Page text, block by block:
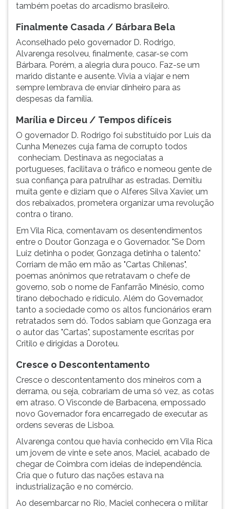
também poetas do arcadismo brasileiro.
Finalmente Casada / Bárbara Bela
Aconselhado pelo governador D. Rodrigo,
Alvarenga resolveu, finalmente, casar-se com
Bárbara. Porém, a alegria dura pouco. Faz-se um
marido distante e ausente. Vivia a viajar e nem
sempre lembrava de enviar dinheiro para as
despesas da família.
Marília e Dirceu / Tempos difíceis
O governador D. Rodrigo foi substituído por Luís da
Cunha Menezes cuja fama de corrupto todos
conheciam. Destinava as negociatas a
portugueses, facilitava o tráfico e nomeou gente de
sua confiança para patrulhar as estradas. Demitiu
muita gente e diziam que o Alferes Silva Xavier, um
dos rebaixados, prometera organizar uma revolução
contra o tirano.
Em Vila Rica, comentavam os desentendimentos
entre o Doutor Gonzaga e o Governador. "Se Dom
Luiz detinha o poder, Gonzaga detinha o talento."
Corriam de mão em mão as "Cartas Chilenas",
poemas anônimos que retratavam o chefe de
governo, sob o nome de Fanfarrão Minésio, como
tirano debochado e ridículo. Além do Governador,
tanto a sociedade como os altos funcionários eram
retratados sem dó. Todos sabiam que Gonzaga era
o autor das "Cartas", supostamente escritas por
Critilo e dirigidas a Doroteu.
Cresce o Descontentamento
Cresce o descontentamento dos mineiros com a
derrama, ou seja, cobrariam de uma só vez, as cotas
em atraso. O Visconde de Barbacena, empossado
novo Governador fora encarregado de executar as
ordens severas de Lisboa.
Alvarenga contou que havia conhecido em Vila Rica
um jovem de vinte e sete anos, Maciel, acabado de
chegar de Coimbra com ideias de independência.
Cria que o futuro das nações estava na
industrialização e no comércio.
Ao desembarcar no Rio, Maciel conhecera o militar